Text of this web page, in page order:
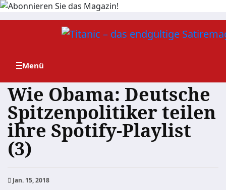
Zum
Wie Obama: Deutsche
Spitzenpolitiker teilen
ihre Spotify-Playlist
(3)
Jan. 15, 2018